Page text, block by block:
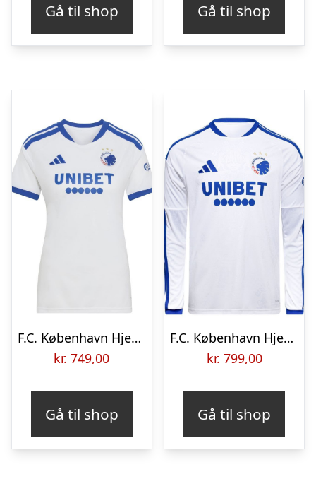
Gå til shop Gå til shop
F.C. København Hjemmebanetrøje 2026/27 Kvinde
kr. 749,00
Gå til shop
F.C. København Hjemmebanetrøje 2026/27 Lange Ærmer
kr. 799,00
Gå til shop